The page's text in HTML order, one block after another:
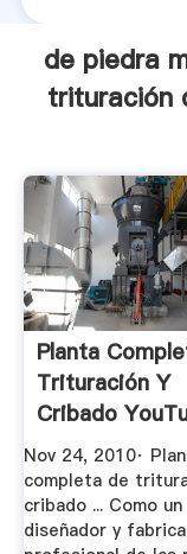
de piedra
trituración
Planta
Trituración Y
Cribado
Nov 24, 2010·
completa de
cribado ... Como un
diseñador y